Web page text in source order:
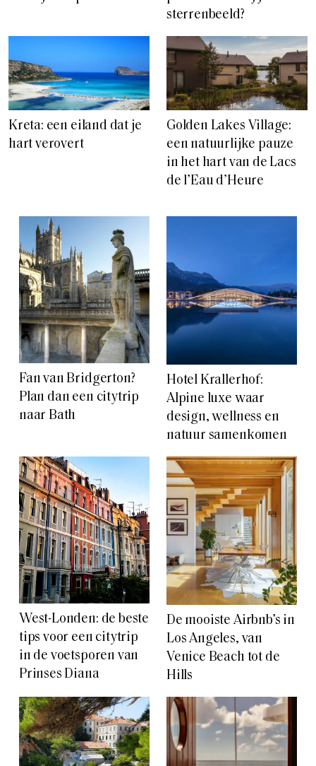
sterrenbeeld?
Kreta: een eiland dat je
hart verovert
Golden Lakes Village:
een natuurlijke pauze
in het hart van de Lacs
de l’Eau d’Heure
Fan van Bridgerton?
Plan dan een citytrip
naar Bath
Hotel Krallerhof:
Alpine luxe waar
design, wellness en
natuur samenkomen
West-Londen: de beste
tips voor een citytrip
in de voetsporen van
Prinses Diana
De mooiste Airbnb’s in
Los Angeles, van
Venice Beach tot de
Hills